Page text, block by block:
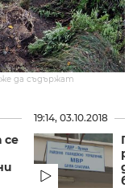
да съдържат
се
19:14, 03.10.2018